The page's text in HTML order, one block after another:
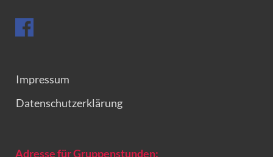
Impressum
Datenschutzerklärung
Adresse für Gruppenstunden: